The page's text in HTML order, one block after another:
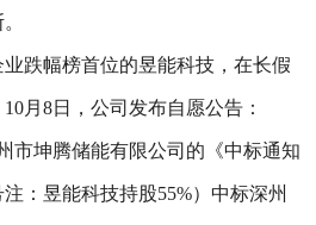
跌幅榜首位的昱能科技，在长假
月8日，公司发布自愿公告：
市坤腾储能有限公司的《中标通知
：昱能科技持股55%）中标深州